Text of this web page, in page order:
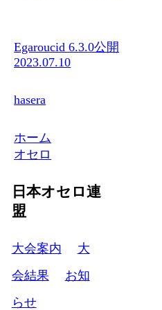
Egaroucid 6.3.0公開
2023.07.10
hasera
ホーム
オセロ
日本オセロ連
盟
大会案内
大
会結果
お知
らせ